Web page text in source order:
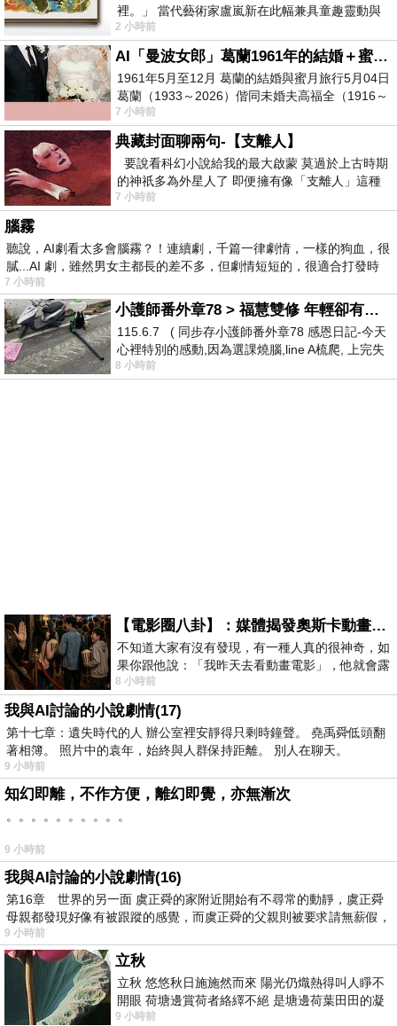
裡。」 當代藝術家盧嵐新在此幅兼具童趣靈動與
抽象韻味的新作中，用湛藍的羽翼般色塊包覆著
2 小時前
AI「曼波女郎」葛蘭1961年的結婚＋蜜月旅行 #戀上老電影 #葛蘭 #粟子
1961年5月至12月 葛蘭的結婚與蜜月旅行5月04日
葛蘭（1933～2026）偕同未婚夫高福全（1916～
2004）乘郵輪赴倫敦6月15日於英國倫敦St.S
7 小時前
典藏封面聊兩句-【支離人】
要說看科幻小說給我的最大啟蒙 莫過於上古時期
的神祇多為外星人了 即便擁有像「支離人」這種
驚世駭俗的神通法門 也未必讀
7 小時前
腦霧
聽說，AI劇看太多會腦霧？！連續劇，千篇一律劇情，一樣的狗血，很
膩...AI 劇，雖然男女主都長的差不多，但劇情短短的，很適合打發時
7 小時前
小護師番外章78 > 福慧雙修 年輕卻有個老靈魂 ㄑ金剛經〉podcast
115.6.7 ( 同步存小護師番外章78 感恩日記-今天
心裡特別的感動,因為選課燒腦,line A梳爬, 上完失
智課的她,特來傾
8 小時前
【電影圈八卦】：媒體揭發奧斯卡動畫項目投票醜聞！好萊塢為什麼看不起動畫電影？
不知道大家有沒有發現，有一種人真的很神奇，如
果你跟他說：「我昨天去看動畫電影」，他就會露
出一種慈祥的微笑，然後問你是不是陪小
8 小時前
我與AI討論的小說劇情(17)
第十七章：遺失時代的人 辦公室裡安靜得只剩時鐘聲。 堯禹舜低頭翻
著相簿。 照片中的袁年，始終與人群保持距離。 別人在聊天。
9 小時前
知幻即離，不作方便，離幻即覺，亦無漸次
。。。。。。。。。。
9 小時前
我與AI討論的小說劇情(16)
第16章 世界的另一面 虞正舜的家附近開始有不尋常的動靜，虞正舜
母親都發現好像有被跟蹤的感覺，而虞正舜的父親則被要求請無薪假，
9 小時前
立秋
立秋 悠悠秋日施施然而來 陽光仍熾熱得叫人睜不
開眼 荷塘邊賞荷者絡繹不絕 是塘邊荷葉田田的凝
望 風中飄逸的是映日荷花別樣紅
9 小時前